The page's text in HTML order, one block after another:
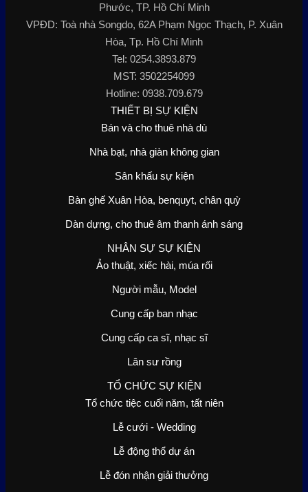
Phước, TP. Hồ Chí Minh
VPĐD: Toà nhà Songdo, 62A Phạm Ngọc Thạch, P. Xuân
Hòa, Tp. Hồ Chí Minh
Tel: 0254.3893.879
MST: 3502254099
Hotline: 0938.709.679
THIẾT BỊ SỰ KIỆN
Bán và cho thuê nhà dù
Nhà bạt, nhà giàn không gian
Sân khấu sự kiện
Bàn ghế Xuân Hòa, benquyt, chân quỳ
Dàn dựng, cho thuê âm thanh ánh sáng
NHÂN SỰ SỰ KIỆN
Ảo thuật, xiếc hài, múa rối
Người mẫu, Model
Cung cấp ban nhạc
Cung cấp ca sĩ, nhạc sĩ
Lân sư rồng
TỔ CHỨC SỰ KIỆN
Tổ chức tiệc cuối năm, tất niên
Lễ cưới - Wedding
Lễ động thổ dự án
Lễ đón nhận giải thưởng